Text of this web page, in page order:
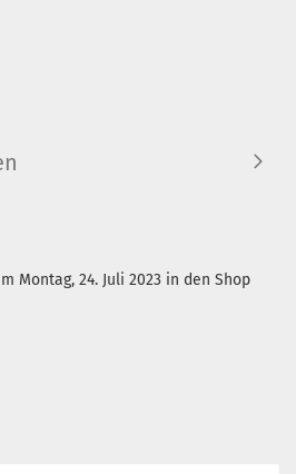
Montag, 24. Juli 2023 in den Shop